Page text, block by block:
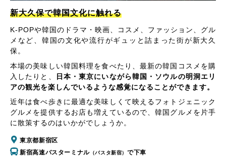
新大久保で韓国文化に触れる
K-POPや韓国のドラマ・映画、コスメ、ファッション、グル
メなど、韓国の文化や流行がギュッと詰まった街が新大久
保。
本場の美味しい韓国料理を食べたり、最新の韓国コスメを購
入したりと、
日本・東京にいながら韓国・ソウルの明洞エリ
アの観光を楽しんでいるような感覚になることができます。
近年は食べ歩きに最適な美味しくて映えるフォトジェニック
グルメを提供するお店も増えているので、韓国グルメを片手
に散策するのはいかがでしょうか。
東京都新宿区
新宿高速バスターミナル（バスタ新宿） で下車